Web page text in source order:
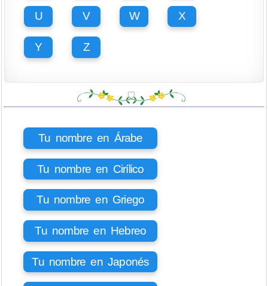
U V W X
Y Z
Tu nombre en Árabe
Tu nombre en Cirílico
Tu nombre en Griego
Tu nombre en Hebreo
Tu nombre en Japonés